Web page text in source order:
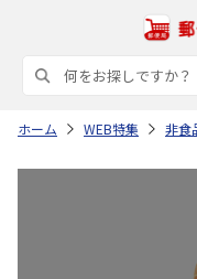
ホーム WEB特集 非食